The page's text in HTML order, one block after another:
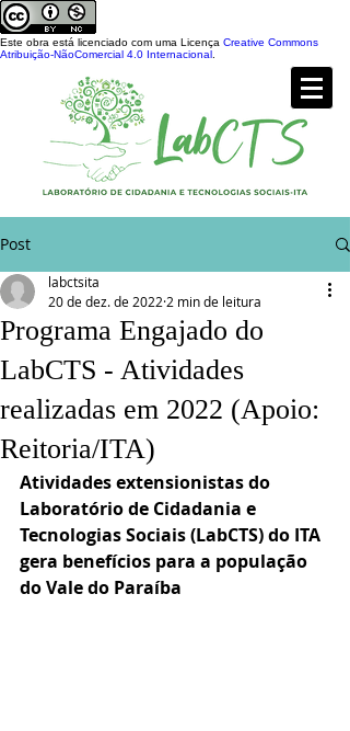
Este obra está licenciado com uma Licença Creative Commons
Atribuição-NãoComercial 4.0 Internacional
Post
Programa Engajado do
LabCTS - Atividades
realizadas em 2022 (Apoio:
Reitoria/ITA)
labctsita
20 de dez. de 2022 2 min de leitura
Atividades extensionistas do
Laboratório de Cidadania e
Tecnologias Sociais (LabCTS) do ITA
gera benefícios para a população
do Vale do Paraíba